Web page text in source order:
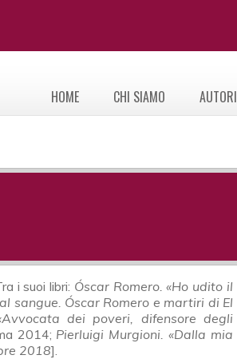
HOME CHI SIAMO AUTORI
i suoi libri: Óscar Romero. «Ho udito il
sangue. Óscar Romero e martiri di El
dei poveri, difensore degli
2014; Pierluigi Murgioni. «Dalla mia
2018].